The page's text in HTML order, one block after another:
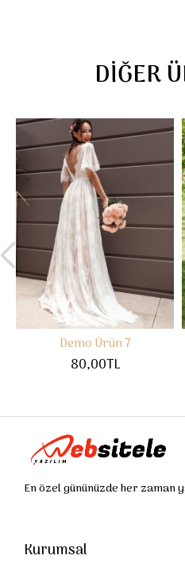
DIĞER
Demo Ürün 7
80,00TL
En özel gününüzde her zaman
Kurumsal